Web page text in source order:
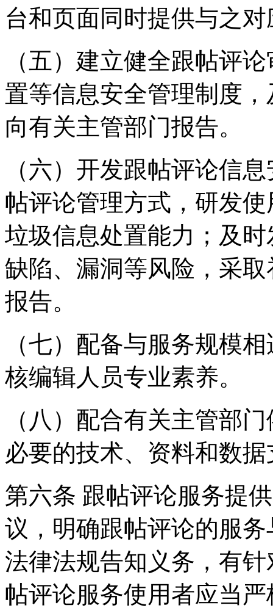
台和页面同时提供与之
（五）建立健全跟帖评
置等信息安全管理制度
向有关主管部门报告。
（六）开发跟帖评论信
帖评论管理方式，研发
垃圾信息处置能力；及
缺陷、漏洞等风险，采
报告。
（七）配备与服务规模
核编辑人员专业素养。
（八）配合有关主管部
必要的技术、资料和数
第六条 跟帖评论服务提
议，明确跟帖评论的服
法律法规告知义务，有
帖评论服务使用者应当